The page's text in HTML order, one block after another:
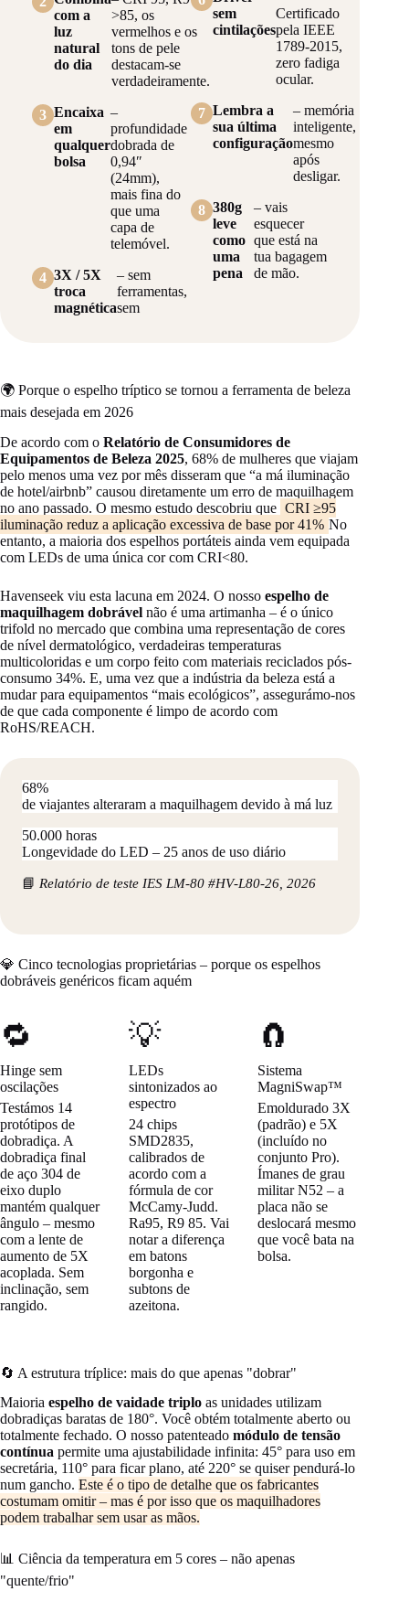
com a
luz
natural
do dia
>85, os
vermelhos e os
tons de pele
destacam-se
verdadeiramente.
3 Encaixa
em
qualquer
bolsa
–
profundidade
dobrada de
0,94″
(24mm),
mais fina do
que uma
capa de
telemóvel.
4 3X / 5X
troca
magnética
– sem
ferramentas,
sem
sem
cintilações
Certificado
pela IEEE
1789‑2015,
zero fadiga
ocular.
7 Lembra a
sua última
configuração
– memória
inteligente,
mesmo
após
desligar.
8 380g
leve
como
uma
pena
– vais
esquecer
que está na
tua bagagem
de mão.
🌍 Porque o espelho tríptico se tornou a ferramenta de beleza
mais desejada em 2026
De acordo com o Relatório de Consumidores de
Equipamentos de Beleza 2025, 68% de mulheres que viajam
pelo menos uma vez por mês disseram que “a má iluminação
de hotel/airbnb” causou diretamente um erro de maquilhagem
no ano passado. O mesmo estudo descobriu que CRI ≥95
iluminação reduz a aplicação excessiva de base por 41% No
entanto, a maioria dos espelhos portáteis ainda vem equipada
com LEDs de uma única cor com CRI<80.
Havenseek viu esta lacuna em 2024. O nosso espelho de
maquilhagem dobrável não é uma artimanha – é o único
trifold no mercado que combina uma representação de cores
de nível dermatológico, verdadeiras temperaturas
multicoloridas e um corpo feito com materiais reciclados pós-
consumo 34%. E, uma vez que a indústria da beleza está a
mudar para equipamentos “mais ecológicos”, assegurámo-nos
de que cada componente é limpo de acordo com
RoHS/REACH.
68%
de viajantes alteraram a maquilhagem devido à má luz
50.000 horas
Longevidade do LED – 25 anos de uso diário
📘 Relatório de teste IES LM‑80 #HV‑L80‑26, 2026
💎 Cinco tecnologias proprietárias – porque os espelhos
dobráveis genéricos ficam aquém
🔁
Hinge sem
oscilações
Testámos 14
protótipos de
dobradiça. A
dobradiça final
de aço 304 de
eixo duplo
mantém qualquer
ângulo – mesmo
com a lente de
aumento de 5X
acoplada. Sem
inclinação, sem
rangido.
💡
LEDs
sintonizados ao
espectro
24 chips
SMD2835,
calibrados de
acordo com a
fórmula de cor
McCamy‑Judd.
Ra95, R9 85. Vai
notar a diferença
em batons
borgonha e
subtons de
azeitona.
🧲
Sistema
MagniSwap™
Emoldurado 3X
(padrão) e 5X
(incluído no
conjunto Pro).
Ímanes de grau
militar N52 – a
placa não se
deslocará mesmo
que você bata na
bolsa.
🔄 A estrutura tríplice: mais do que apenas "dobrar"
Maioria espelho de vaidade triplo as unidades utilizam
dobradiças baratas de 180°. Você obtém totalmente aberto ou
totalmente fechado. O nosso patenteado módulo de tensão
contínua permite uma ajustabilidade infinita: 45° para uso em
secretária, 110° para ficar plano, até 220° se quiser pendurá-lo
num gancho. Este é o tipo de detalhe que os fabricantes
costumam omitir – mas é por isso que os maquilhadores
podem trabalhar sem usar as mãos.
📊 Ciência da temperatura em 5 cores – não apenas
"quente/frio"